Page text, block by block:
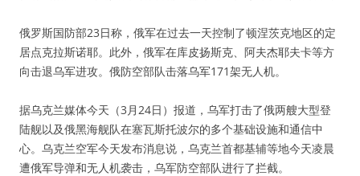
俄罗斯国防部23日称，俄军在过去一天控制了顿涅茨克地区的定
居点克拉斯诺耶。此外，俄军在库皮扬斯克、阿夫杰耶夫卡等方
向击退乌军进攻。俄防空部队击落乌军171架无人机。
据乌克兰媒体今天（3月24日）报道，乌军打击了俄两艘大型登
陆舰以及俄黑海舰队在塞瓦斯托波尔的多个基础设施和通信中
心。乌克兰空军今天发布消息说，乌克兰首都基辅等地今天凌晨
遭俄军导弹和无人机袭击，乌军防空部队进行了拦截。